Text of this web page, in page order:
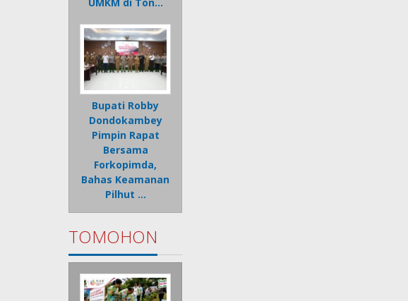
Bupati Robby
Dondokambey
Pimpin Rapat
Bersama
Forkopimda,
Bahas Keamanan
Pilhut …
TOMOHON